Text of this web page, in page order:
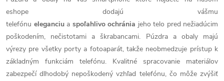
eshope dodajú vášmu
telefónu eleganciu a spoľahlivo ochránia jeho telo pred nežiadúcim
poškodením, nečistotami a škrabancami. Púzdra a obaly majú
výrezy pre všetky porty a fotoaparát, takže neobmedzuje prístup k
základným funkciám telefónu. Kvalitné spracovanie materiálov
zabezpečí dlhodobý nepoškodený vzhľad telefónu, čo môže zvýšiť